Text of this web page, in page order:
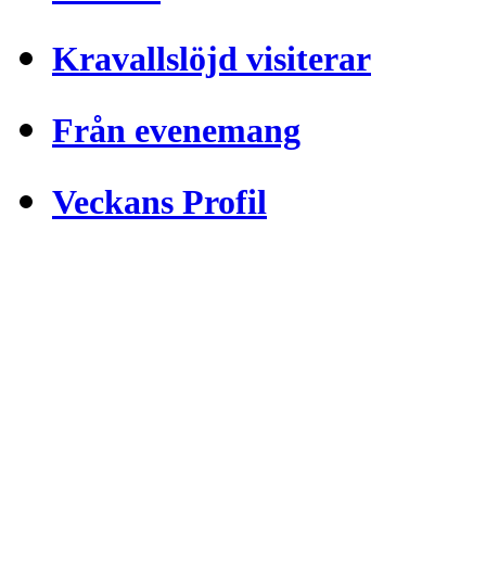
Kravallslöjd visiterar
Från evenemang
Veckans Profil